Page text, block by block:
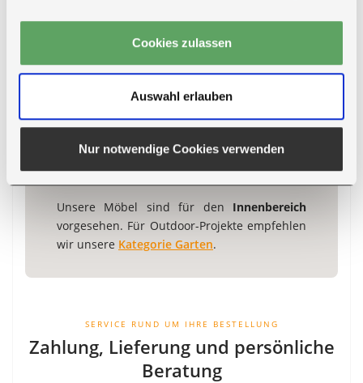
Cookies zulassen
Auswahl erlauben
Nur notwendige Cookies verwenden
Metallteile in Ihrer RAL-
Wunschfarbe
Lackierbare Metallteile können in
zahlreichen RAL-Farben gefertigt werden.
Wählen Sie die Option "RAL-Wunschfarbe"
Bemerkungsfeld oder direkt beim
Kundenservice an.
Unsere Möbel sind für den Innenbereich
vorgesehen. Für Outdoor-Projekte empfehlen
wir unsere Kategorie Garten.
SERVICE RUND UM IHRE BESTELLUNG
Zahlung, Lieferung und persönliche
Beratung